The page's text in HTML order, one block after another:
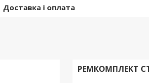
Доставка і оплата
РЕМКОМПЛЕКТ